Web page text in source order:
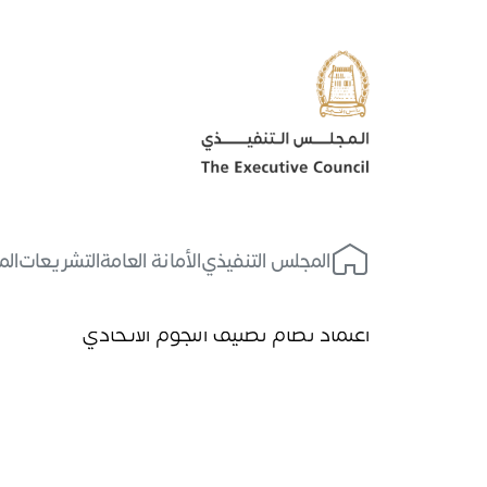
المجلس التنفيذيالأمانة العامةالتشريعات
اعتماد نظام تصنيف النجوم الاتحادي